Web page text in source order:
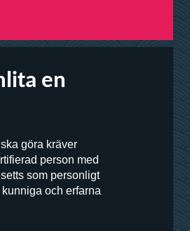
en
göra kräver
person med
som personligt
och erfarna